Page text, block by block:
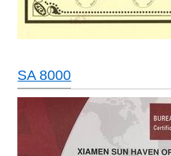
SA 8000